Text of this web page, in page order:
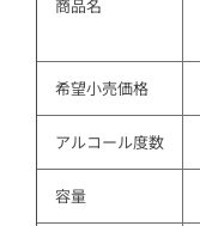
商品名
希望小売価格
アルコール度数
容量